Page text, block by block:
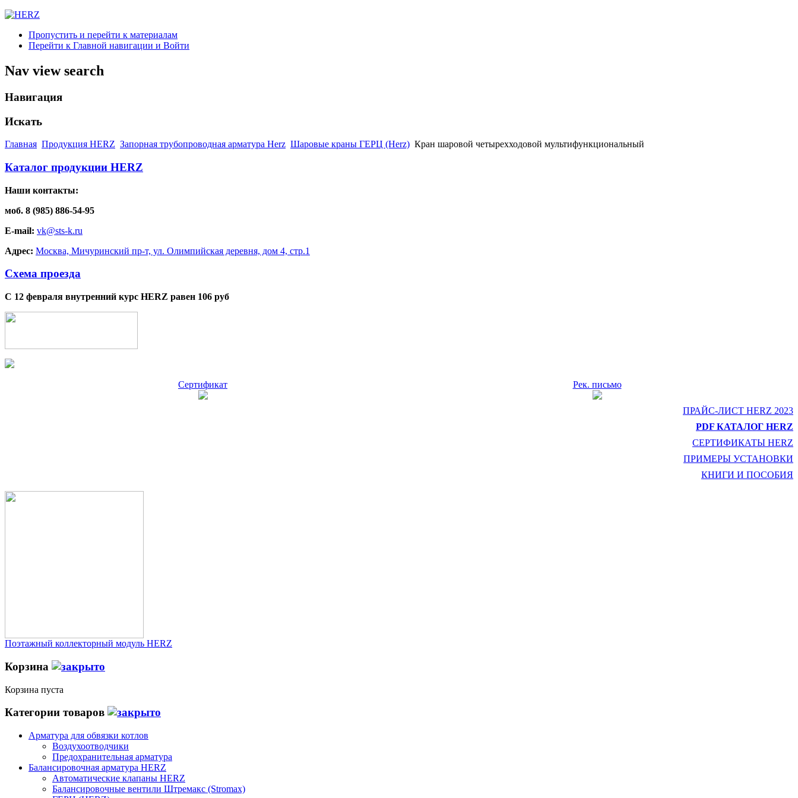
Пропустить и перейти к материалам
Перейти к Главной навигации и Войти
Nav view search
Навигация
Искать
Главная Продукция HERZ Запорная трубопроводная арматура Herz Шаровые краны ГЕРЦ (Herz) Кран шаровой четырехходовой мультифункциональный
Каталог продукции HERZ
Наши контакты:
моб. 8 (985) 886-54-95
E-mail: vk@sts-k.ru
Адрес: Москва, Мичуринский пр-т, ул. Олимпийская деревня, дом 4, стр.1
Схема проезда
С 12 февраля внутренний курс HERZ равен 106 руб
Сертификат Рек. письмо
ПРАЙС-ЛИСТ HERZ 2023
PDF КАТАЛОГ HERZ
СЕРТИФИКАТЫ HERZ
ПРИМЕРЫ УСТАНОВКИ
КНИГИ И ПОСОБИЯ
Поэтажный коллекторный модуль HERZ
Корзина
Корзина пуста
Категории товаров
Арматура для обвязки котлов
Воздухоотводчики
Предохранительная арматура
Балансировочная арматура HERZ
Автоматические клапаны HERZ
Балансировочные вентили Штремакс (Stromax)